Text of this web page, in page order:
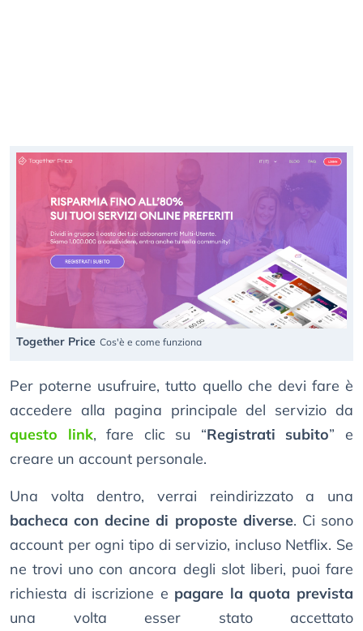
Together Price Cos'è e come funziona
Per poterne usufruire, tutto quello che devi fare è
accedere alla pagina principale del servizio da
questo link, fare clic su “Registrati subito” e
creare un account personale.
Una volta dentro, verrai reindirizzato a una
bacheca con decine di proposte diverse. Ci sono
account per ogni tipo di servizio, incluso Netflix. Se
ne trovi uno con ancora degli slot liberi, puoi fare
richiesta di iscrizione e pagare la quota prevista
una volta esser stato accettato